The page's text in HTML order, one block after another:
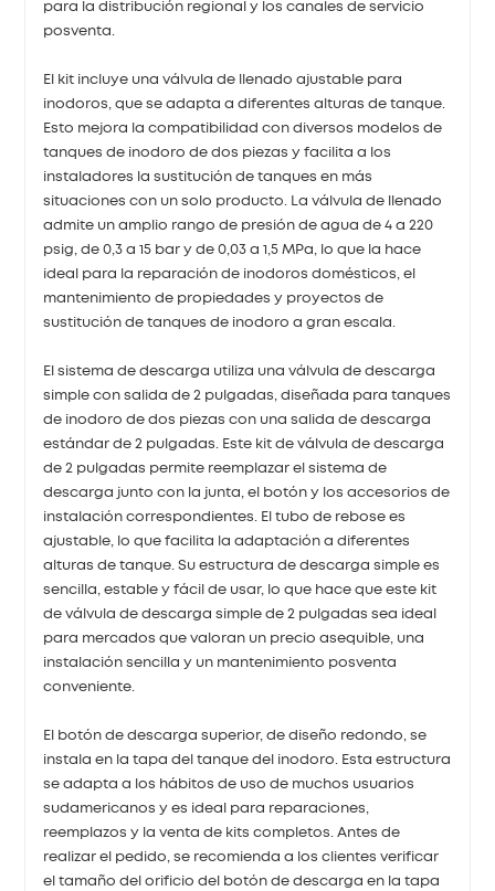
para la distribución regional y los canales de servicio
posventa.
El kit incluye una válvula de llenado ajustable para
inodoros, que se adapta a diferentes alturas de tanque.
Esto mejora la compatibilidad con diversos modelos de
tanques de inodoro de dos piezas y facilita a los
instaladores la sustitución de tanques en más
situaciones con un solo producto. La válvula de llenado
admite un amplio rango de presión de agua de 4 a 220
psig, de 0,3 a 15 bar y de 0,03 a 1,5 MPa, lo que la hace
ideal para la reparación de inodoros domésticos, el
mantenimiento de propiedades y proyectos de
sustitución de tanques de inodoro a gran escala.
El sistema de descarga utiliza una válvula de descarga
simple con salida de 2 pulgadas, diseñada para tanques
de inodoro de dos piezas con una salida de descarga
estándar de 2 pulgadas. Este kit de válvula de descarga
de 2 pulgadas permite reemplazar el sistema de
descarga junto con la junta, el botón y los accesorios de
instalación correspondientes. El tubo de rebose es
ajustable, lo que facilita la adaptación a diferentes
alturas de tanque. Su estructura de descarga simple es
sencilla, estable y fácil de usar, lo que hace que este kit
de válvula de descarga simple de 2 pulgadas sea ideal
para mercados que valoran un precio asequible, una
instalación sencilla y un mantenimiento posventa
conveniente.
El botón de descarga superior, de diseño redondo, se
instala en la tapa del tanque del inodoro. Esta estructura
se adapta a los hábitos de uso de muchos usuarios
sudamericanos y es ideal para reparaciones,
reemplazos y la venta de kits completos. Antes de
realizar el pedido, se recomienda a los clientes verificar
el tamaño del orificio del botón de descarga en la tapa